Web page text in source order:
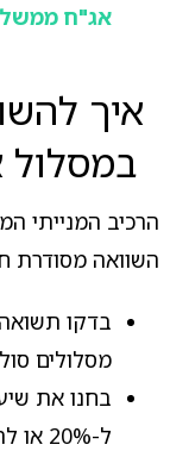
אג"ח
איך
במסלול אג"ח
הרכיב המנייתי
השוואה מסודרת
מסלולים
בחנו את
ל-20% או להיות נמוך יותר.